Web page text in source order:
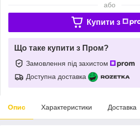
або
Купити з
Що таке купити з Пром?
Замовлення під захистом
Доступна доставка
Опис Характеристики Доставка